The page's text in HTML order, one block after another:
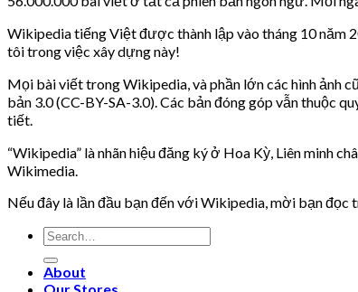
Wikipedia tiếng Việt được thành lập vào tháng 10 năm
tôi trong việc xây dựng này!
Mọi bài viết trong Wikipedia, và phần lớn các hình ảnh
bản 3.0 (CC-BY-SA-3.0). Các bản đóng góp vẫn thuộc
tiết.
“Wikipedia” là nhãn hiệu đăng ký ở Hoa Kỳ, Liên minh
Wikimedia.
Nếu đây là lần đầu bạn đến với Wikipedia, mời bạn
Search
for:
About